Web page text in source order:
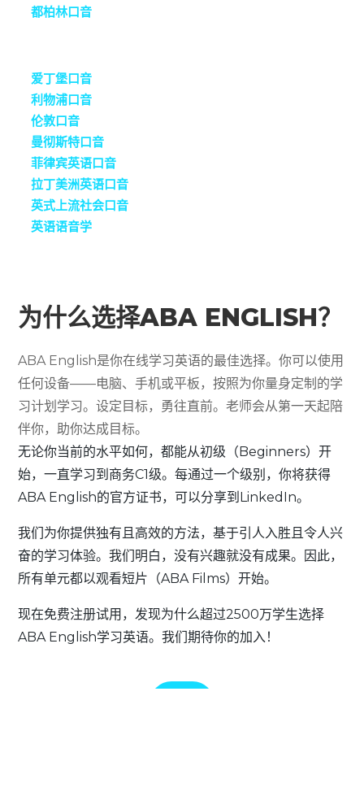
都柏林口音
爱丁堡口音
利物浦口音
伦敦口音
曼彻斯特口音
菲律宾英语口音
拉丁美洲英语口音
英式上流社会口音
英语语音学
为什么选择ABA ENGLISH？
ABA English是你在线学习英语的最佳选择。你可以使用
任何设备——电脑、手机或平板，按照为你量身定制的学
习计划学习。设定目标，勇往直前。老师会从第一天起陪
伴你，助你达成目标。
无论你当前的水平如何，都能从初级（Beginners）开
始，一直学习到商务C1级。每通过一个级别，你将获得
ABA English的官方证书，可以分享到LinkedIn。
我们为你提供独有且高效的方法，基于引人入胜且令人兴
奋的学习体验。我们明白，没有兴趣就没有成果。因此，
所有单元都以观看短片（ABA Films）开始。
现在免费注册试用，发现为什么超过2500万学生选择
ABA English学习英语。我们期待你的加入！